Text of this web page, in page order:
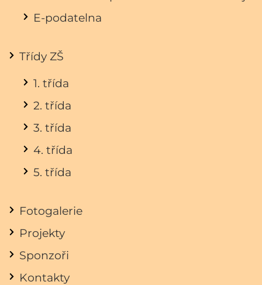
E-podatelna
Třídy ZŠ
1. třída
2. třída
3. třída
4. třída
5. třída
Fotogalerie
Projekty
Sponzoři
Kontakty